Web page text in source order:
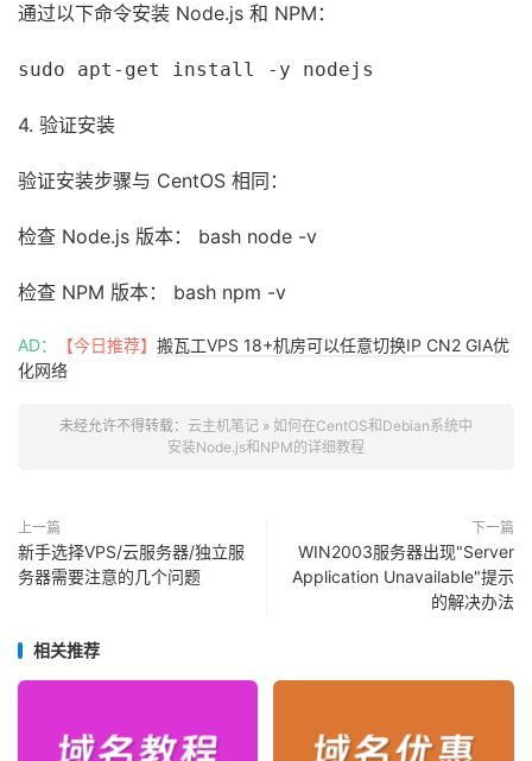
通过以下命令安装 Node.js 和 NPM：
sudo apt-get install -y nodejs
4. 验证安装
验证安装步骤与 CentOS 相同：
检查 Node.js 版本： bash node -v
检查 NPM 版本： bash npm -v
AD： 【今日推荐】 搬瓦工VPS 18+机房可以任意切换IP CN2 GIA优
化网络
未经允许不得转载： 云主机笔记 » 如何在CentOS和Debian系统中
安装Node.js和NPM的详细教程
上一篇
新手选择VPS/云服务器/独立服
务器需要注意的几个问题
下一篇
WIN2003服务器出现"Server
Application Unavailable"提示
的解决办法
相关推荐